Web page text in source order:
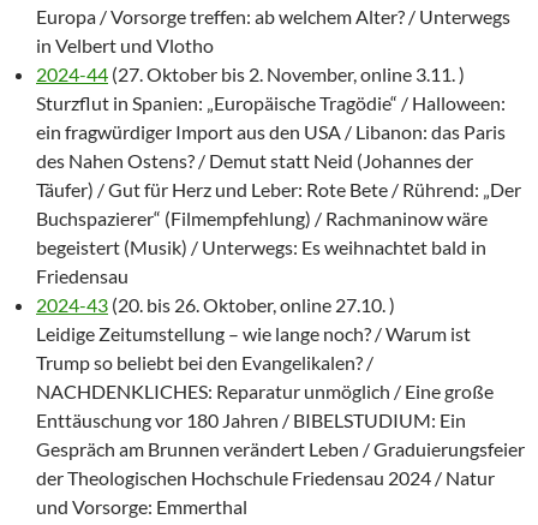
Europa / Vorsorge treffen: ab welchem Alter? / Unterwegs
in Velbert und Vlotho
2024-44 (27. Oktober bis 2. November, online 3.11. )
Sturzflut in Spanien: „Europäische Tragödie“ / Halloween:
ein fragwürdiger Import aus den USA / Libanon: das Paris
des Nahen Ostens? / Demut statt Neid (Johannes der
Täufer) / Gut für Herz und Leber: Rote Bete / Rührend: „Der
Buchspazierer“ (Filmempfehlung) / Rachmaninow wäre
begeistert (Musik) / Unterwegs: Es weihnachtet bald in
Friedensau
2024-43 (20. bis 26. Oktober, online 27.10. )
Leidige Zeitumstellung – wie lange noch? / Warum ist
Trump so beliebt bei den Evangelikalen? /
NACHDENKLICHES: Reparatur unmöglich / Eine große
Enttäuschung vor 180 Jahren / BIBELSTUDIUM: Ein
Gespräch am Brunnen verändert Leben / Graduierungsfeier
der Theologischen Hochschule Friedensau 2024 / Natur
und Vorsorge: Emmerthal